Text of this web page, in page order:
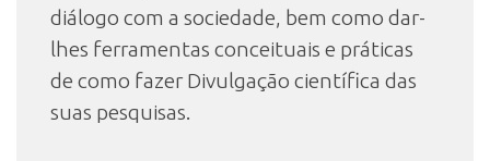
CONTATO
diálogo com a sociedade, bem como dar-
lhes ferramentas conceituais e práticas
de como fazer Divulgação científica das
suas pesquisas.